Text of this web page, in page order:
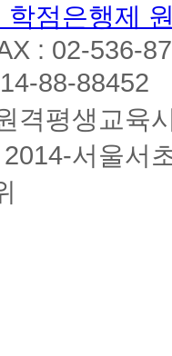
학점은행제
: 02-536-
88-88452
격평생교육
서울서